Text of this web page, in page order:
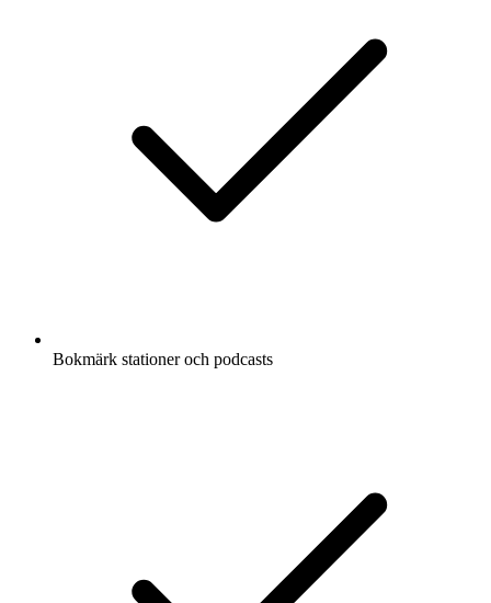
Bokmärk stationer och podcasts